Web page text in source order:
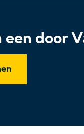
een door